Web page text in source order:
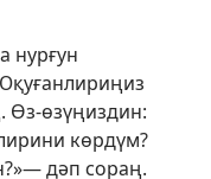
нурғун
Өз-өзүңиздин:
көрдүм?
дәп сораң.